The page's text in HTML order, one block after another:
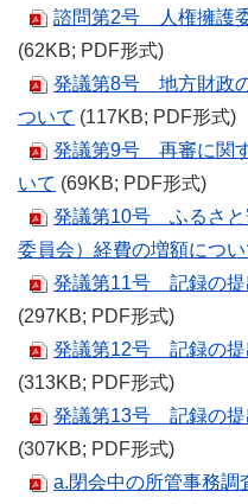
諮問第2号 人権擁護
(62KB; PDF形式)
発議第8号 地方財政
ついて (117KB; PDF形式)
発議第9号 再審に関
いて (69KB; PDF形式)
発議第10号 ふるさと
委員会）経費の増額につい
発議第11号 記録の提
(297KB; PDF形式)
発議第12号 記録の提
(313KB; PDF形式)
発議第13号 記録の提
(307KB; PDF形式)
a.閉会中の所管事務調